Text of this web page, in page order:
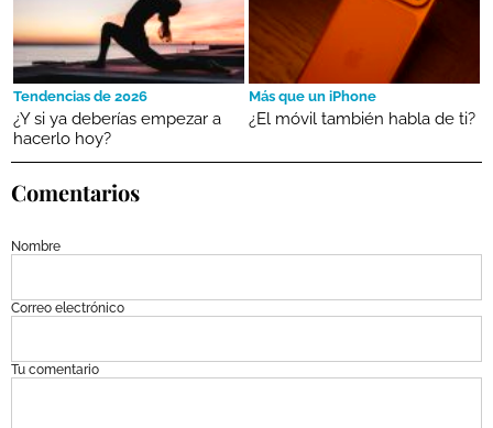
Tendencias de 2026
¿Y si ya deberías empezar a
hacerlo hoy?
Más que un iPhone
¿El móvil también habla de ti?
Comentarios
Nombre
Correo electrónico
Tu comentario